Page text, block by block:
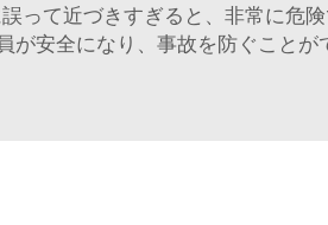
って近づきすぎると、非常に危
安全になり、事故を防ぐことが